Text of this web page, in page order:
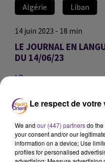
Algérie Liban
14 juin 2023 - 18 min
LE JOURNAL EN
DU 14/06/23
LB
Le Liban reste sans
une nouvelle fois échoué
République. La douzième
été marquée par un
avec la journaliste
Le respect de
We and our (447) partnersdo
your consent and/or our
information on a device; Use
profiles for personalised